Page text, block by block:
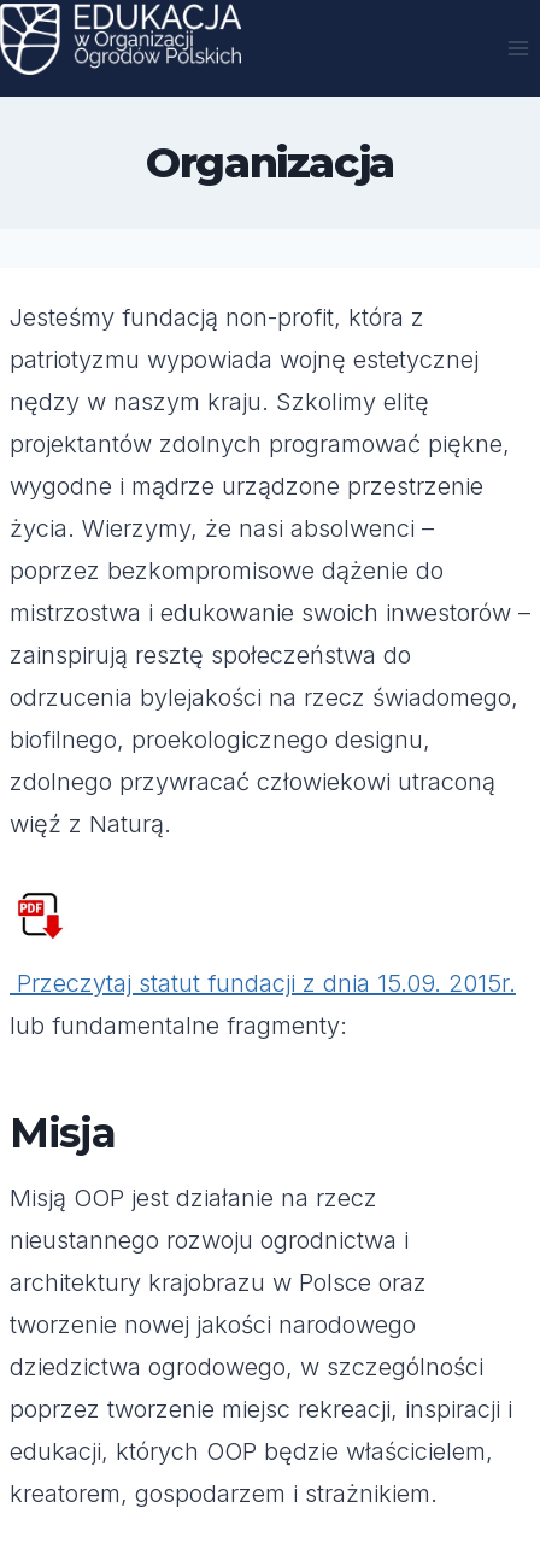
Przejdź
do
treści
Organizacja
Jesteśmy fundacją non-profit, która z
patriotyzmu wypowiada wojnę estetycznej
nędzy w naszym kraju. Szkolimy elitę
projektantów zdolnych programować piękne,
wygodne i mądrze urządzone przestrzenie
życia. Wierzymy, że nasi absolwenci –
poprzez bezkompromisowe dążenie do
mistrzostwa i edukowanie swoich inwestorów –
zainspirują resztę społeczeństwa do
odrzucenia bylejakości na rzecz świadomego,
biofilnego, proekologicznego designu,
zdolnego przywracać człowiekowi utraconą
więź z Naturą.
Przeczytaj statut fundacji z dnia 15.09. 2015r.
lub fundamentalne fragmenty:
Misja
Misją OOP jest działanie na rzecz
nieustannego rozwoju ogrodnictwa i
architektury krajobrazu w Polsce oraz
tworzenie nowej jakości narodowego
dziedzictwa ogrodowego, w szczególności
poprzez tworzenie miejsc rekreacji, inspiracji i
edukacji, których OOP będzie właścicielem,
kreatorem, gospodarzem i strażnikiem.